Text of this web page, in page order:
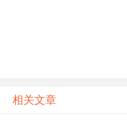
相关文章